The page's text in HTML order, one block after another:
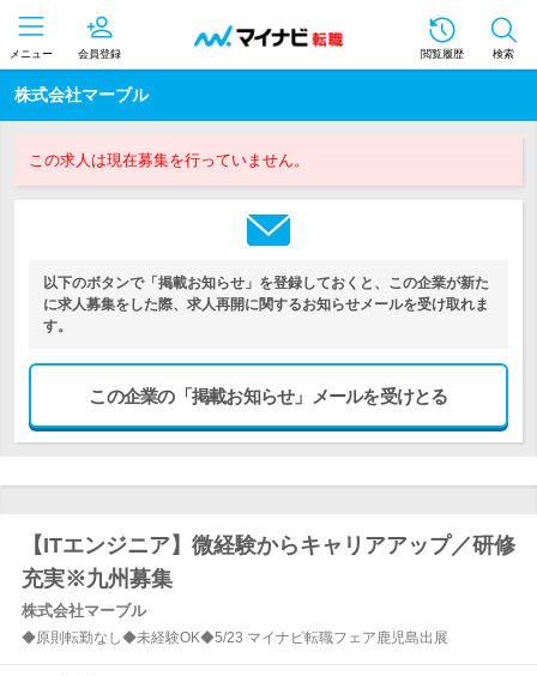
メニュー 会員登録 閲覧履歴 検索
株式会社マーブル
この求人は現在募集を行っていません。
以下のボタンで「掲載お知らせ」を登録しておくと、この企業が新た
に求人募集をした際、求人再開に関するお知らせメールを受け取れま
す。
この企業の「掲載お知らせ」メールを受けとる
【ITエンジニア】微経験からキャリアアップ／研修
充実※九州募集
株式会社マーブル
◆原則転勤なし◆未経験OK◆5/23 マイナビ転職フェア鹿児島出展